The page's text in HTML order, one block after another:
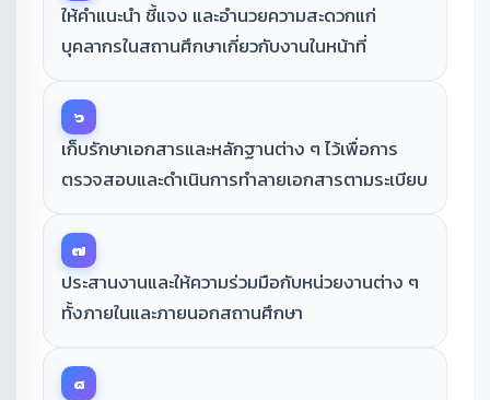
ให้คำแนะนำ ชี้แจง และอำนวยความสะดวกแก่
บุคลากรในสถานศึกษาเกี่ยวกับงานในหน้าที่
๖
เก็บรักษาเอกสารและหลักฐานต่าง ๆ ไว้เพื่อการ
ตรวจสอบและดำเนินการทำลายเอกสารตามระเบียบ
๗
ประสานงานและให้ความร่วมมือกับหน่วยงานต่าง ๆ
ทั้งภายในและภายนอกสถานศึกษา
๘